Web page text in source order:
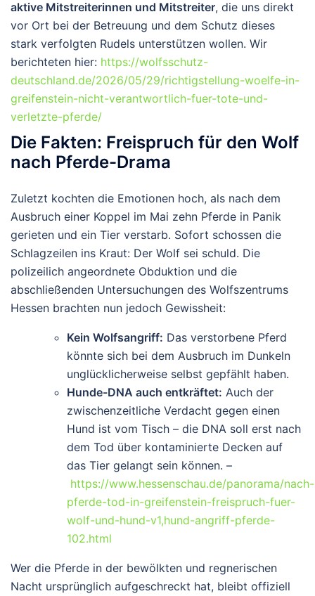
aktive Mitstreiterinnen und Mitstreiter, die uns direkt
vor Ort bei der Betreuung und dem Schutz dieses
stark verfolgten Rudels unterstützen wollen. Wir
berichteten hier: https://wolfsschutz-
deutschland.de/2026/05/29/richtigstellung-woelfe-in-
greifenstein-nicht-verantwortlich-fuer-tote-und-
verletzte-pferde/
Die Fakten: Freispruch für den Wolf
nach Pferde-Drama
Zuletzt kochten die Emotionen hoch, als nach dem
Ausbruch einer Koppel im Mai zehn Pferde in Panik
gerieten und ein Tier verstarb. Sofort schossen die
Schlagzeilen ins Kraut: Der Wolf sei schuld. Die
polizeilich angeordnete Obduktion und die
abschließenden Untersuchungen des Wolfszentrums
Hessen brachten nun jedoch Gewissheit:
Kein Wolfsangriff: Das verstorbene Pferd
könnte sich bei dem Ausbruch im Dunkeln
unglücklicherweise selbst gepfählt haben.
Hunde-DNA auch entkräftet: Auch der
zwischenzeitliche Verdacht gegen einen
Hund ist vom Tisch – die DNA soll erst nach
dem Tod über kontaminierte Decken auf
das Tier gelangt sein können. –
https://www.hessenschau.de/panorama/nach-
pferde-tod-in-greifenstein-freispruch-fuer-
wolf-und-hund-v1,hund-angriff-pferde-
102.html
Wer die Pferde in der bewölkten und regnerischen
Nacht ursprünglich aufgeschreckt hat, bleibt offiziell